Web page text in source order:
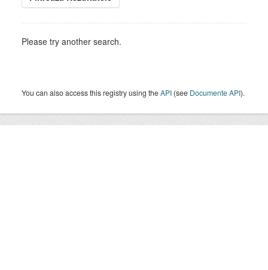
Please try another search.
You can also access this registry using theAPI (see Documente API).